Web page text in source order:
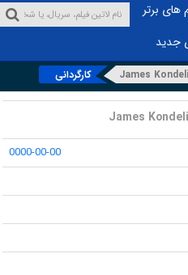
های برتر
جدید
James کارگردانی
James
0000-00-00